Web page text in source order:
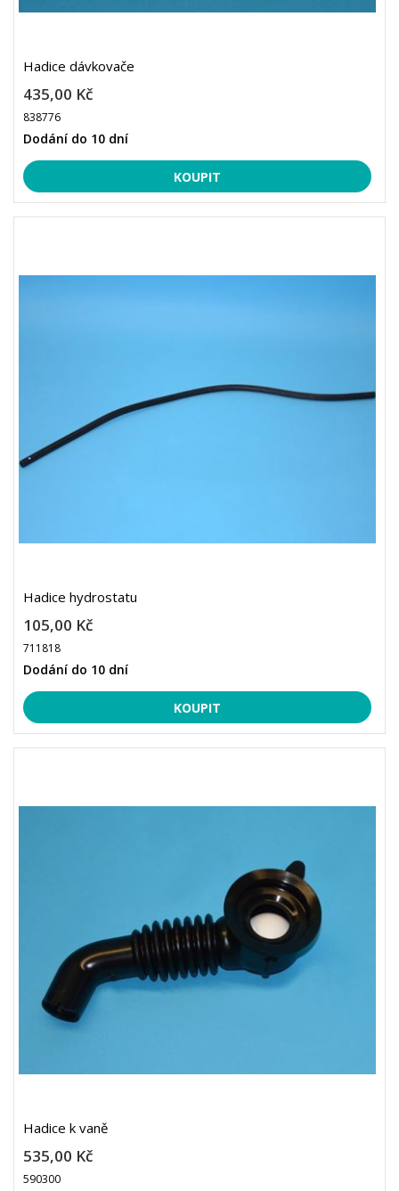
Hadice dávkovače
435,00 Kč
838776
Dodání do 10 dní
Hadice hydrostatu
105,00 Kč
711818
Dodání do 10 dní
Hadice k vaně
535,00 Kč
590300